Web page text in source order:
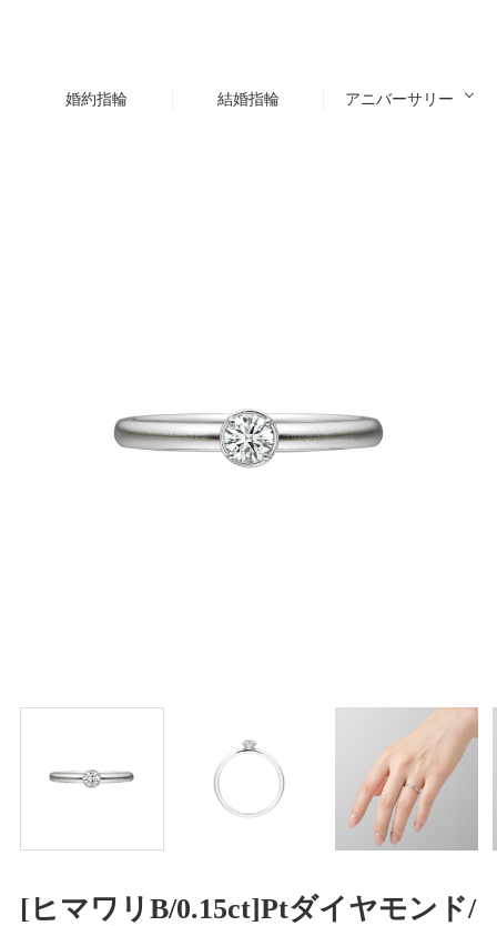
婚約指輪 結婚指輪 アニバーサリー
[ヒマワリB/0.15ct]Ptダイヤモンド/